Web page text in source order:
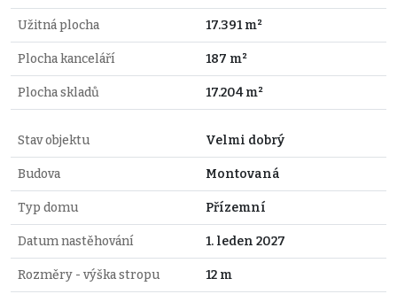
Užitná plocha 17.391 m²
Plocha kanceláří 187 m²
Plocha skladů 17.204 m²
Stav objektu Velmi dobrý
Budova Montovaná
Typ domu Přízemní
Datum nastěhování 1. leden 2027
Rozměry - výška stropu 12 m